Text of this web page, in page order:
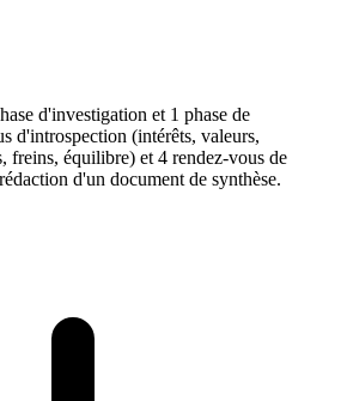
d'investigation et 1 phase de
d'introspection (intérêts, valeurs,
freins, équilibre) et 4 rendez-vous de
d'un document de synthèse.